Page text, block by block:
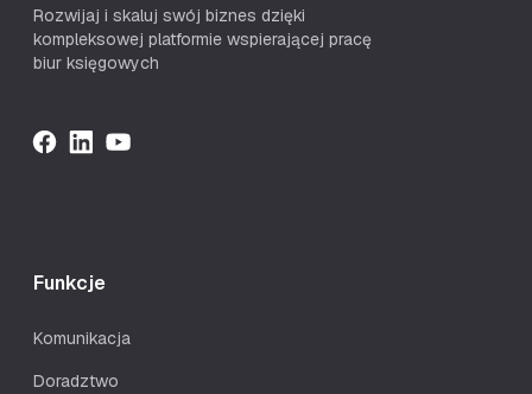
Rozwijaj i skaluj swój biznes dzięki
kompleksowej platformie wspierającej pracę
biur księgowych
Funkcje
Komunikacja
Doradztwo